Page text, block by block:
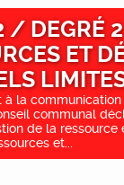
/ DEGRÉ
ET
à la
communal
de la ressource
et...